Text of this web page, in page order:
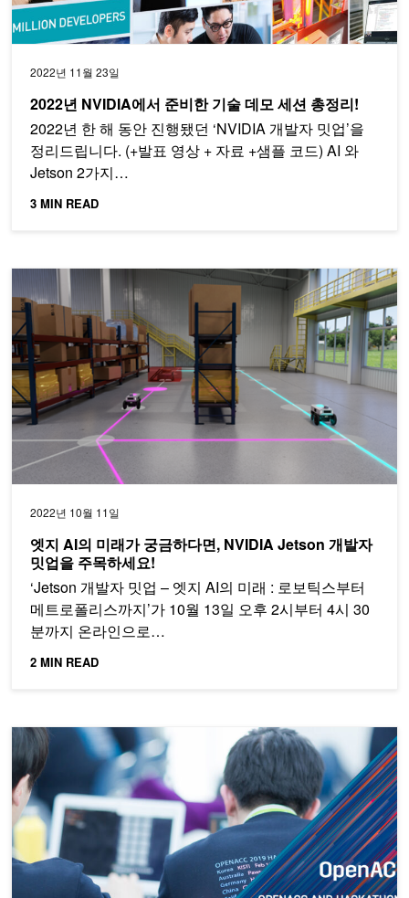
2022년 11월 23일
2022년 NVIDIA에서 준비한 기술 데모 세션 총정리!
2022년 한 해 동안 진행됐던 ‘NVIDIA 개발자 밋업’을
정리드립니다. (+발표 영상 + 자료 +샘플 코드) AI 와
Jetson 2가지…
3 MIN READ
2022년 10월 11일
엣지 AI의 미래가 궁금하다면, NVIDIA Jetson 개발자
밋업을 주목하세요!
‘Jetson 개발자 밋업 – 엣지 AI의 미래 : 로보틱스부터
메트로폴리스까지’가 10월 13일 오후 2시부터 4시 30
분까지 온라인으로…
2 MIN READ
엣지 AI의 미래가 궁금하다면, NVIDIA Jetson 개발자 밋업을 주목
KISTI GPU 해커톤 2022 노하우 전수 NVIDIA AI 개발자 밋업!